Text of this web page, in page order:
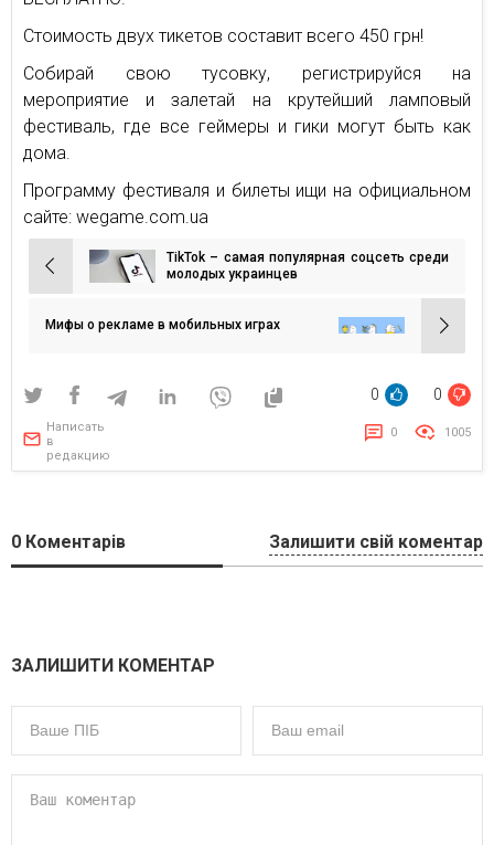
Стоимость двух тикетов составит всего 450 грн!
Собирай свою тусовку, регистрируйся на
мероприятие и залетай на крутейший ламповый
фестиваль, где все геймеры и гики могут быть как
дома.
Программу фестиваля и билеты ищи на официальном
сайте: wegame.com.ua
Навигация
по
записям
TikTok – самая популярная соцсеть среди
молодых украинцев
Мифы о рекламе в мобильных играх
0 0
Написать
в
редакцию
0 1005
0 Коментарів Залишити свій коментар
ЗАЛИШИТИ КОМЕНТАР